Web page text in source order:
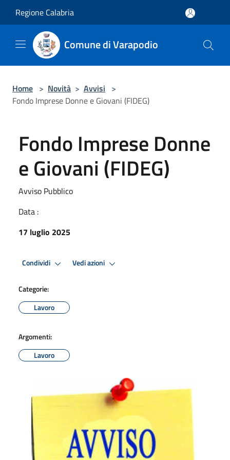
Regione Calabria
Comune di Varapodio
Home > Novità > Avvisi >
Fondo Imprese Donne e Giovani (FIDEG)
Fondo Imprese Donne
e Giovani (FIDEG)
Avviso Pubblico
Data :
17 luglio 2025
Condividi Vedi azioni
Categorie:
Lavoro
Argomenti:
Lavoro